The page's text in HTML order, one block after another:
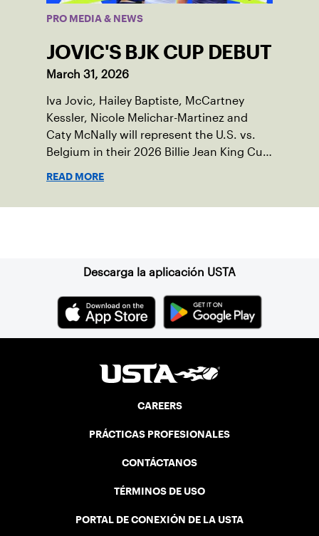
PRO MEDIA & NEWS
JOVIC'S BJK CUP DEBUT
March 31, 2026
Iva Jovic, Hailey Baptiste, McCartney
Kessler, Nicole Melichar-Martinez and
Caty McNally will represent the U.S. vs.
Belgium in their 2026 Billie Jean King Cup
READ MORE
Descarga la aplicación USTA
CAREERS
PRÁCTICAS PROFESIONALES
CONTÁCTANOS
TÉRMINOS DE USO
PORTAL DE CONEXIÓN DE LA USTA